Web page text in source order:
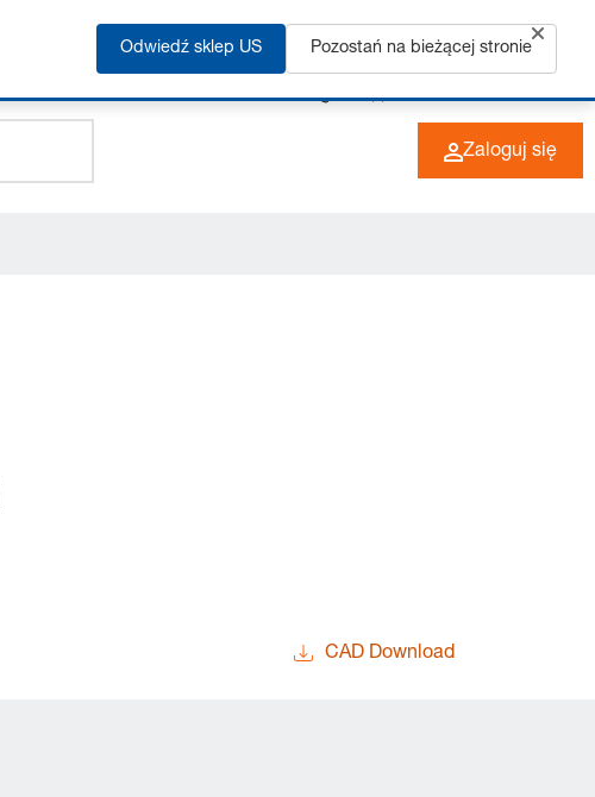
+49 (0) 6266 73-0 PL
Zaloguj się
CAD Download
Odwiedź sklep US Pozostań na bieżącej stronie